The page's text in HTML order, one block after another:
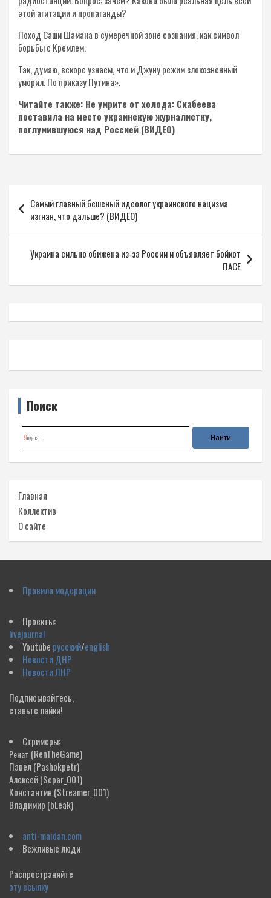
этой агитации и пропаганды?
Поход Саши Шамана в сумеречной зоне сознания, как символ
борьбы с Кремлем.
Так, думаю, вскоре узнаем, что и Джуну режим злокозненный
уморил. По приказу Путина».
Читайте также: Не умрите от холода: Скабеева
поставила на место украинскую журналистку,
поглумившуюся над Россией (ВИДЕО)
по
записям
Самый главный бешеный идеолог украинского нацизма
изгнан, что дальше? (ВИДЕО)
Украина сильно обижена из-за России и объявляет бойкот
ПАСЕ
Поиск
Главная
Коллектив
О сайте
Правила модерации
Проекты:
livejournal
Youtube русский/english
Новости ДНР
Новости ЛНР
Подписывайтесь,
ставьте лайки!
Стримеры:
Ренат (RenTheGame)
Павел(Pashokpetr)
Алексей(Separ_001)
Константин (Streamer_001)
Владимир (bLeak)
anti-maidan.com
Вежливые люди
Распространяйте
эту ссылку